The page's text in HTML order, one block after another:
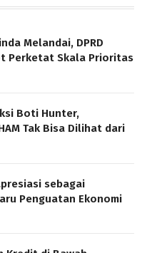
Melandai, DPRD
Perketat Skala Prioritas
Boti Hunter,
Tak Bisa Dilihat dari
sebagai
Penguatan Ekonomi